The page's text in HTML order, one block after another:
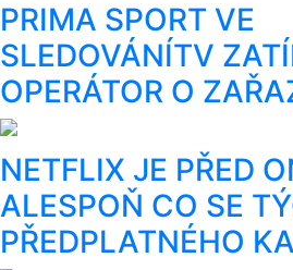
PRIMA SPORT VE
SLEDOVÁNÍTV
OPERÁTOR O
NETFLIX JE PŘED
ALESPOŇ CO SE
PŘEDPLATNÉHO